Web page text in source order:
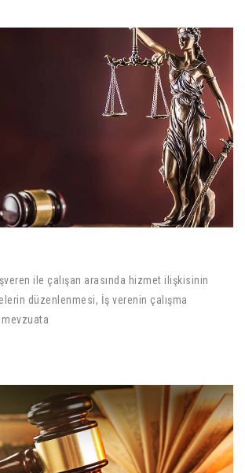
ile çalışan arasında hizmet ilişkisinin
düzenlenmesi, İş verenin çalışma